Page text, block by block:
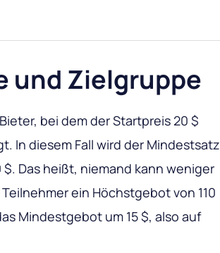
und Zielgruppe
bei dem der Startpreis 20 $
In diesem Fall wird der Mindestsatz
Das heißt, niemand kann weniger
ein Höchstgebot von 110
Mindestgebot um 15 $, also auf